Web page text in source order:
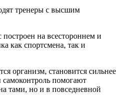
тренеры с высшим
на всестороннем и
как спортсмена, так и
организм, становится сильнее
помогают
тами, но и в повседневной